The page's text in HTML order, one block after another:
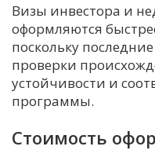
Визы инвестора и
оформляются
поскольку
проверки
устойчивости и
программы.
Стоимость